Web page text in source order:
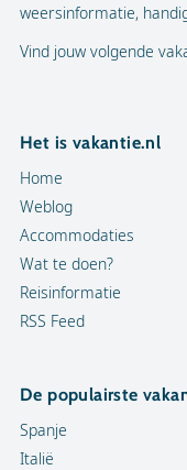
weersinformatie,
Vind jouw volgende
Het is vakantie.nl
Home
Weblog
Accommodaties
Wat te doen?
Reisinformatie
RSS Feed
De populairste
Spanje
Italië